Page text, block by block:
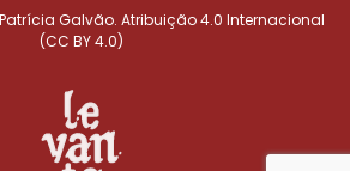
Galvão. Atribuição 4.0 Internacional
(CC BY 4.0)